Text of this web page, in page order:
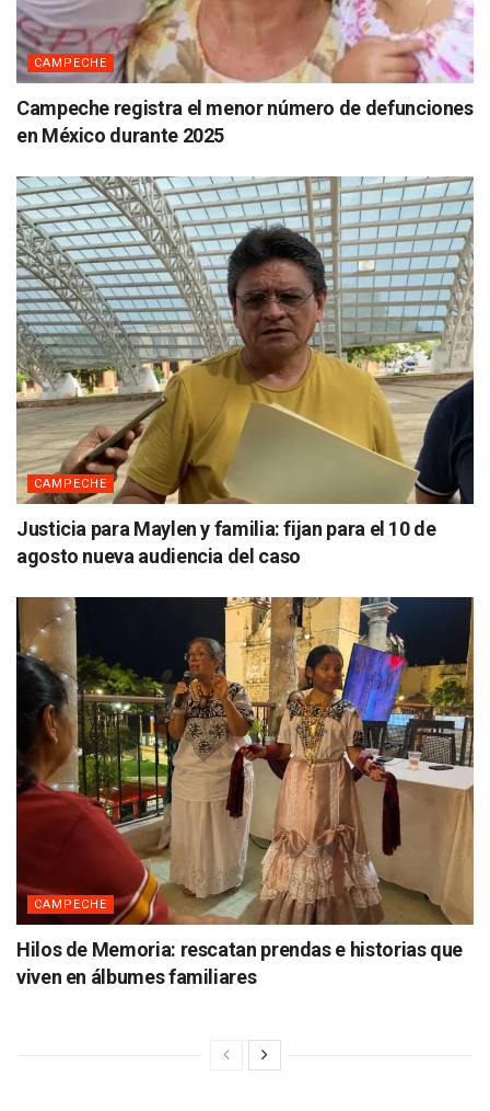
CAMPECHE
Campeche registra el menor número de defunciones
en México durante 2025
CAMPECHE
Justicia para Maylen y familia: fijan para el 10 de
agosto nueva audiencia del caso
CAMPECHE
Hilos de Memoria: rescatan prendas e historias que
viven en álbumes familiares